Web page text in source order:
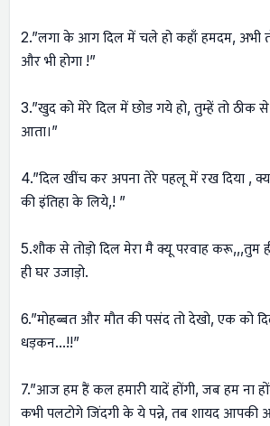
2.”लगा के आग दिल में चले हो कहाँ हमदम, अभी
और भी होगा !”
3.”खुद को मेरे दिल में छोड गये हो, तुम्हें तो ठीक से
आता।”
4.”दिल खींच कर अपना तेरे पहलू में रख दिया ,
की इंतिहा के लिये,! ”
5.शौक से तोड़ो दिल मेरा मै क्यू परवाह करू,,,तुम
ही घर उजाड़ो.
6.”मोहब्बत और मौत की पसंद तो देखो, एक को
धड़कन…!!”
7.”आज हम हैं कल हमारी यादें होंगी, जब हम ना
कभी पलटोगे जिंदगी के ये पन्ने, तब शायद आपकी